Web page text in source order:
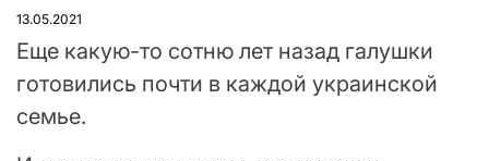
13.05.2021
Еще какую-то сотню лет назад галушки
готовились почти в каждой украинской
семье.